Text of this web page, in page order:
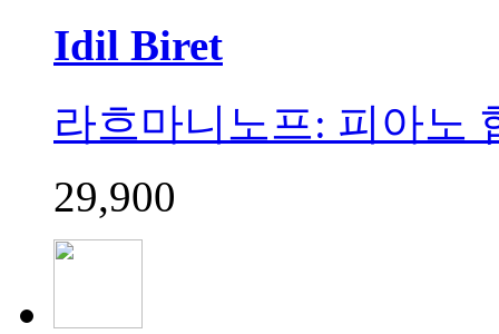
Idil Biret
라흐마니노프: 피아노
29,900